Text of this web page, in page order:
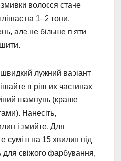
змивки волосся стане
на 1–2 тони.
але не більше п’яти
лужний варіант
в рівних частинах
шампунь (краще
Нанесіть,
і змийте. Для
суміш на 15 хвилин під
свіжого фарбування,